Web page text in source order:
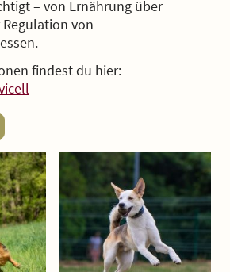
– von Ernährung über
von
findest du hier: